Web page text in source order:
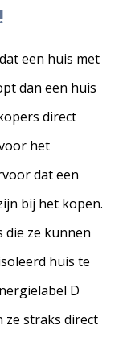
een huis met
dan een huis
direct
het
dat een
bij het kopen.
die ze kunnen
huis te
D
ze straks direct